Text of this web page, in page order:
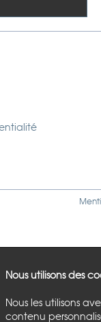
Nous utilisons des
Nous les utilisons
contenu